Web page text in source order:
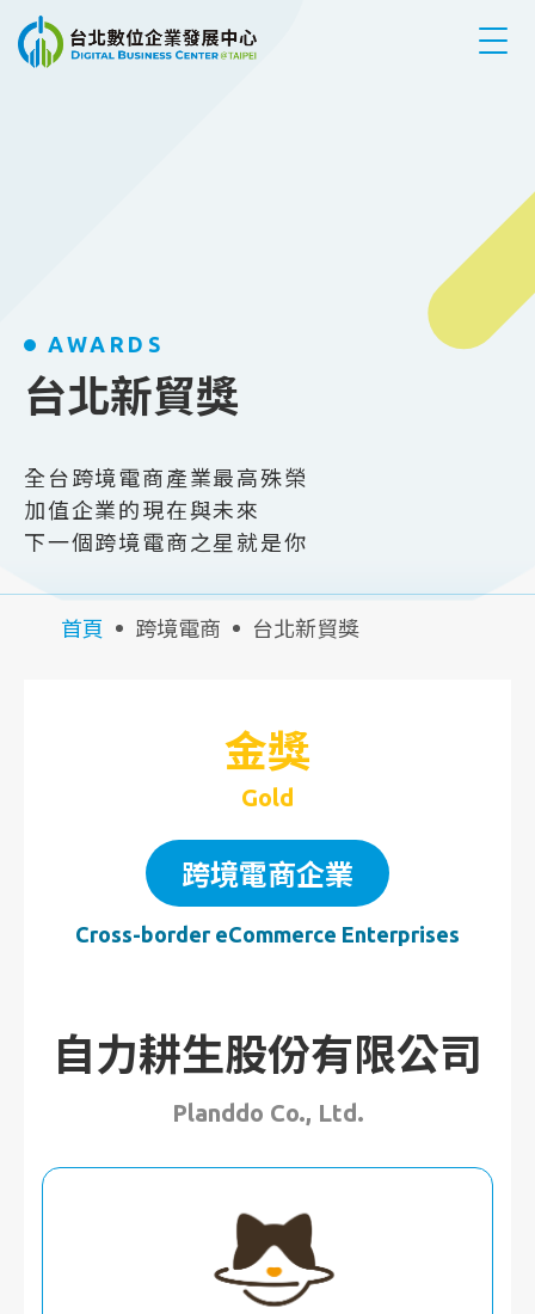
跳到主要內容
AWARDS
台北新貿獎
全台跨境電商產業最高殊榮
加值企業的現在與未來
下一個跨境電商之星就是你
首頁 跨境電商 台北新貿獎
金獎
Gold
跨境電商企業
Cross-border eCommerce Enterprises
自力耕生股份有限公司
Planddo Co., Ltd.